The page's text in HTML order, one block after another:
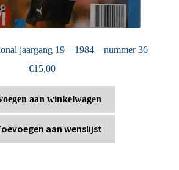
jaargang 19 – 1984 – nummer 36
€15,00
aan winkelwagen
aan wenslijst